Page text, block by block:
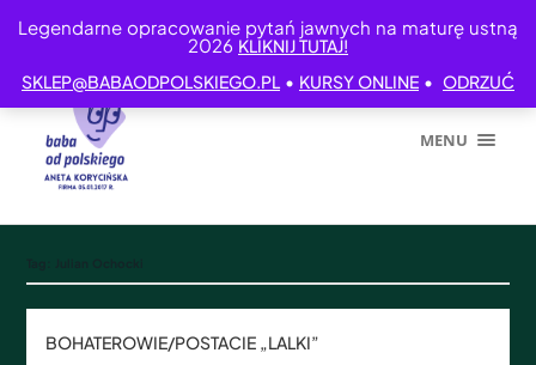
Legendarne opracowanie pytań jawnych na maturę ustną
2026 KLIKNIJ TUTAJ!
SKLEP@BABAODPOLSKIEGO.PL • KURSY ONLINE • ODRZUĆ
MENU
BOHATEROWIE/POSTACIE „LALKI”